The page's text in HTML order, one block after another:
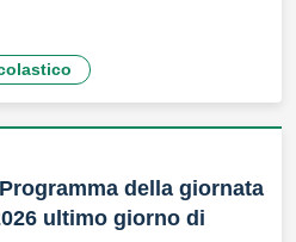
della giornata
ultimo giorno di